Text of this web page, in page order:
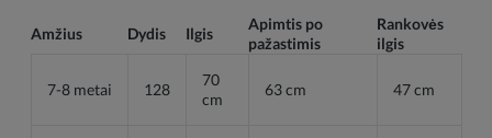
Amžius Dydis Ilgis
Apimtis po
pažastimis
Rankovės
ilgis
7-8 metai 128
70
cm
63 cm 47 cm